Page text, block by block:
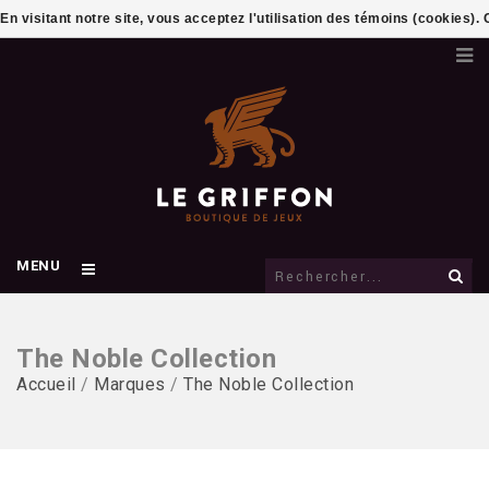
MENU
The Noble Collection
Accueil / Marques / The Noble Collection
En visitant notre site, vous acceptez l'utilisation des témoins